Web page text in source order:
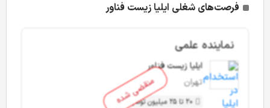
فرصت‌های شغلی ایلیا زیست فناور
منقضی شده
نماینده علمی
ایلیا زیست فناور
تهران
20 تا 25 میلیون تومان